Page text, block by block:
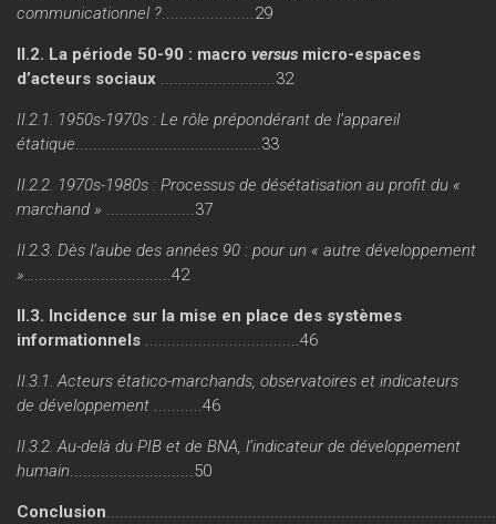
communicationnel ? .....................29
II.2. La période 50-90 : macro versus micro-espaces
d’acteurs sociaux
..........................32
II.2.1. 1950s-1970s : Le rôle prépondérant de l’appareil
étatique ..........................................33
II.2.2. 1970s-1980s : Processus de désétatisation au profit du «
marchand »
....................37
II.2.3. Dès l’aube des années 90 : pour un « autre développement
»…
...............................42
II.3. Incidence sur la mise en place des systèmes
informationnels
...................................46
II.3.1. Acteurs étatico-marchands, observatoires et indicateurs
de développement
...........46
II.3.2. Au-delà du PIB et de BNA, l’indicateur de développement
humain ............................50
Conclusion